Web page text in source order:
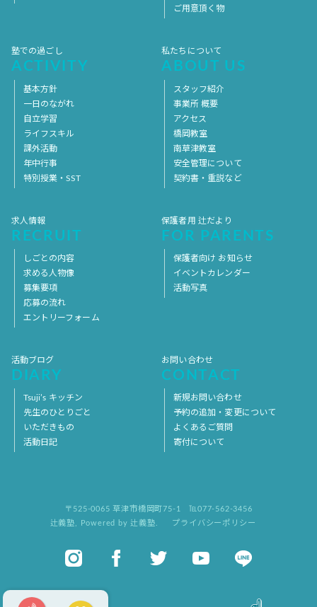
ご用意頂く物
塾での過ごし
ACTIVITY
基本方針
一日のながれ
自立学習
ライフスキル
課外活動
年中行事
特別授業・SST
私たちについて
ABOUT US
スタッフ紹介
事業所 概要
アクセス
橋岡教室
南草津教室
安全管理について
契約書・重説など
求人情報
RECRUIT
しごとの内容
求める人物像
募集要項
応募の流れ
エントリーフォーム
保護者用 辻だより
FOR PARENTS
保護者向け お知らせ
イベントカレンダー
活動写真
活動ブログ
DIARY
Tsuji’s キッチン
先生のひとりごと
いただきもの
活動日記
お問い合わせ
CONTACT
新規お問い合わせ
予約の追加・変更について
よくあるご質問
寄付について
〒525-0065 草津市橋岡町75-1
℡077-562-3456
辻義塾
Powered by 辻義塾. プライバシーポリシー